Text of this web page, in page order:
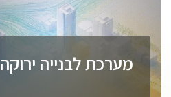
מערכת לבנייה ירוקה